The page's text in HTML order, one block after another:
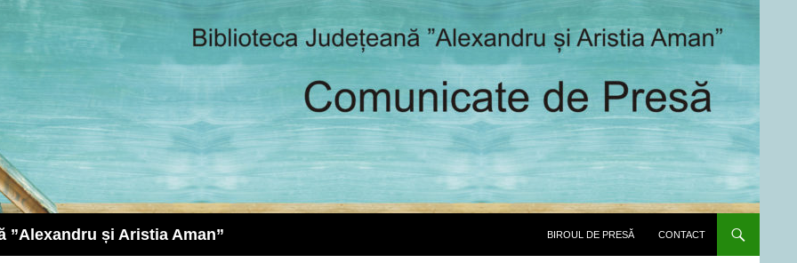
”Alexandru și Aristia Aman”
BIROUL DE PRESĂ
CONTACT